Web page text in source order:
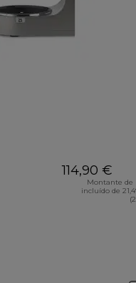
114,90 €
Montante de
incluído de